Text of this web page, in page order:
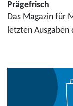
Prägefrisch
Das Magazin für
letzten